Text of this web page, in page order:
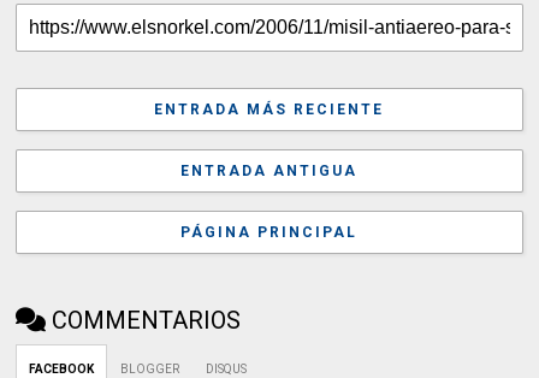
ENTRADA MÁS RECIENTE
ENTRADA ANTIGUA
PÁGINA PRINCIPAL
COMMENTARIOS
FACEBOOK BLOGGER DISQUS